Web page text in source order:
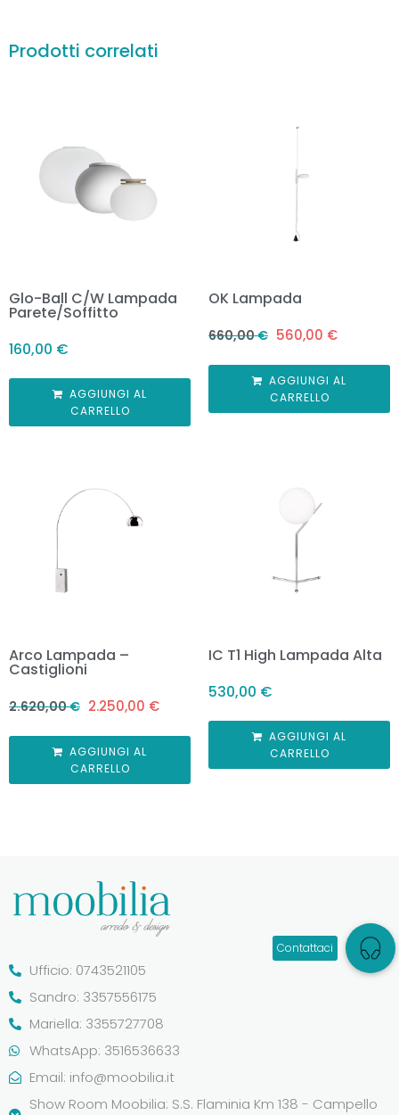
Prodotti correlati
Glo-Ball C/W Lampada
Parete/Soffitto
160,00 €
AGGIUNGI AL
CARRELLO
OK Lampada
660,00€ 560,00 €
AGGIUNGI AL
CARRELLO
Arco Lampada –
Castiglioni
2.620,00€ 2.250,00 €
AGGIUNGI AL
CARRELLO
IC T1 High Lampada Alta
530,00 €
AGGIUNGI AL
CARRELLO
Ufficio: 0743521105
Sandro: 3357556175
Mariella: 3355727708
WhatsApp: 3516536633
Email: info@moobilia.it
Show Room Moobilia: S.S. Flaminia Km 138 - Campello